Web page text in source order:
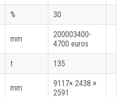
% 30
mm
200003400-
4700 euros
t 135
mm
9117× 2438 ×
2591